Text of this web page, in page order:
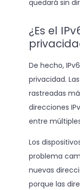
quedará sin
¿Es el
De hecho,
privacidad.
rastreadas
direcciones
entre
Los
problema
nuevas
porque las